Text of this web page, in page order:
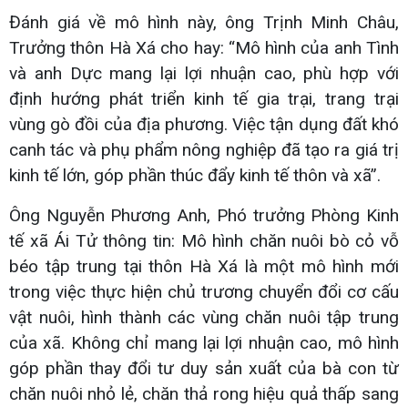
Đánh giá về mô hình này, ông Trịnh Minh Châu,
Trưởng thôn Hà Xá cho hay: “Mô hình của anh Tình
và anh Dực mang lại lợi nhuận cao, phù hợp với
định hướng phát triển kinh tế gia trại, trang trại
vùng gò đồi của địa phương. Việc tận dụng đất khó
canh tác và phụ phẩm nông nghiệp đã tạo ra giá trị
kinh tế lớn, góp phần thúc đẩy kinh tế thôn và xã”.
Ông Nguyễn Phương Anh, Phó trưởng Phòng Kinh
tế xã Ái Tử thông tin: Mô hình chăn nuôi bò cỏ vỗ
béo tập trung tại thôn Hà Xá là một mô hình mới
trong việc thực hiện chủ trương chuyển đổi cơ cấu
vật nuôi, hình thành các vùng chăn nuôi tập trung
của xã. Không chỉ mang lại lợi nhuận cao, mô hình
góp phần thay đổi tư duy sản xuất của bà con từ
chăn nuôi nhỏ lẻ, chăn thả rong hiệu quả thấp sang